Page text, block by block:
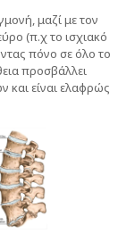
μαζί με τον
(π.χ το ισχιακό
πόνο σε όλο το
προσβάλλει
και είναι ελαφρώς